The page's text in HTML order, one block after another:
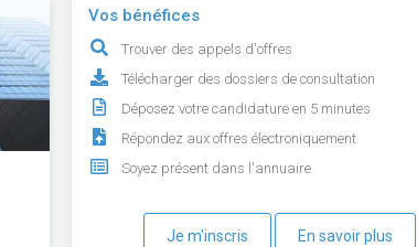
Vos bénéfices
Trouver des appels d'offres
Télécharger des dossiers de consultation
Déposez votre candidature en 5 minutes
Répondez aux offres électroniquement
Soyez présent dans l'annuaire
Je m'inscris En savoir plus